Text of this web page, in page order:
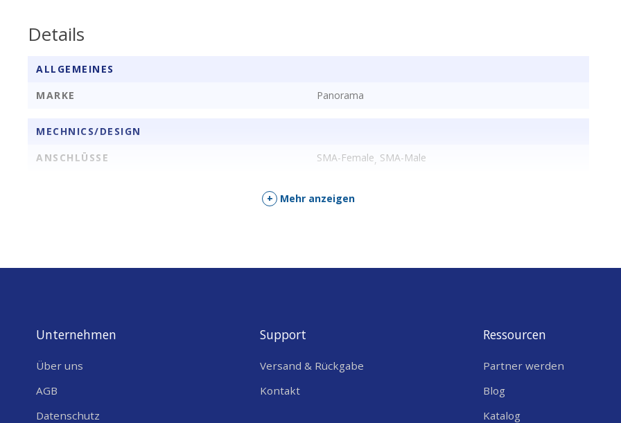
Details
ALLGEMEINES
MARKE
Panorama
MECHNICS/DESIGN
ANSCHLÜSSE
SMA-Female, SMA-Male
+ Mehr anzeigen
Unternehmen
Über uns
AGB
Datenschutz
Support
Versand & Rückgabe
Kontakt
Ressourcen
Partner werden
Blog
Katalog